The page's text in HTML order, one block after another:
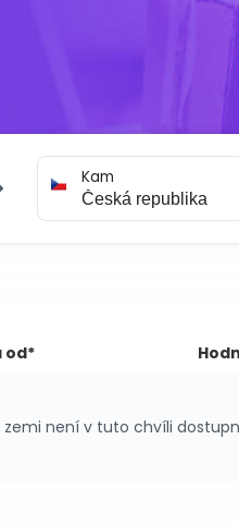
Kam
od*
není v tuto chvíli